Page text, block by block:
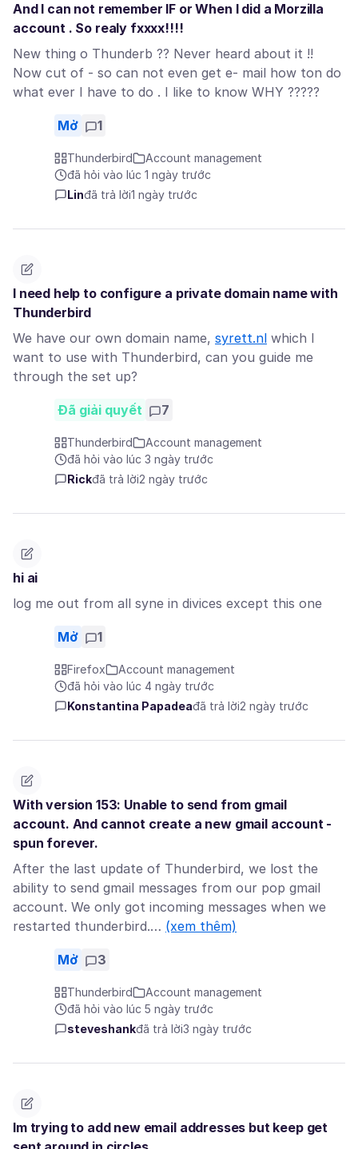
And I can not remember IF or When I did a Morzilla
account . So realy fxxxx!!!!
New thing o Thunderb ?? Never heard about it !!
Now cut of - so can not even get e- mail how ton do
what ever I have to do . I like to know WHY ?????
Mở 1
Thunderbird
Account management
đã hỏi vào lúc 1 ngày trước
Linđã trả lời1 ngày trước
I need help to configure a private domain name with
Thunderbird
We have our own domain name, syrett.nl which I
want to use with Thunderbird, can you guide me
through the set up?
Đã giải quyết 7
Thunderbird
Account management
đã hỏi vào lúc 3 ngày trước
Rickđã trả lời2 ngày trước
hi ai
log me out from all syne in divices except this one
Mở 1
Firefox
Account management
đã hỏi vào lúc 4 ngày trước
Konstantina Papadeađã trả lời2 ngày trước
With version 153: Unable to send from gmail
account. And cannot create a new gmail account -
spun forever.
After the last update of Thunderbird, we lost the
ability to send gmail messages from our pop gmail
account. We only got incoming messages when we
restarted thunderbird.… (xem thêm)
Mở 3
Thunderbird
Account management
đã hỏi vào lúc 5 ngày trước
steveshankđã trả lời3 ngày trước
Im trying to add new email addresses but keep get